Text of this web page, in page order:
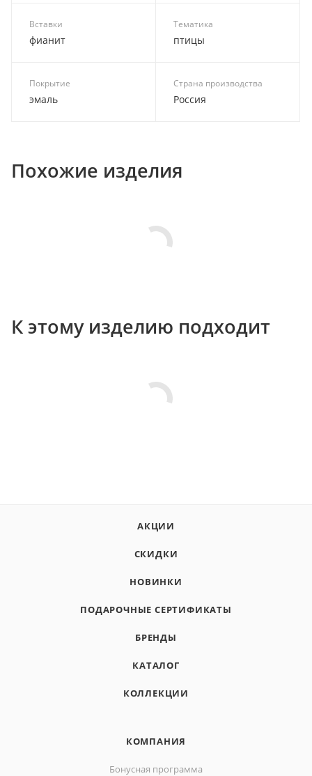
Вставки
фианит
Тематика
птицы
Покрытие
эмаль
Страна производства
Россия
Похожие изделия
К этому изделию подходит
АКЦИИ
СКИДКИ
НОВИНКИ
ПОДАРОЧНЫЕ СЕРТИФИКАТЫ
БРЕНДЫ
КАТАЛОГ
КОЛЛЕКЦИИ
КОМПАНИЯ
Бонусная программа